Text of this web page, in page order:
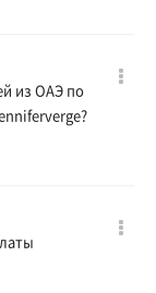
из ОАЭ по